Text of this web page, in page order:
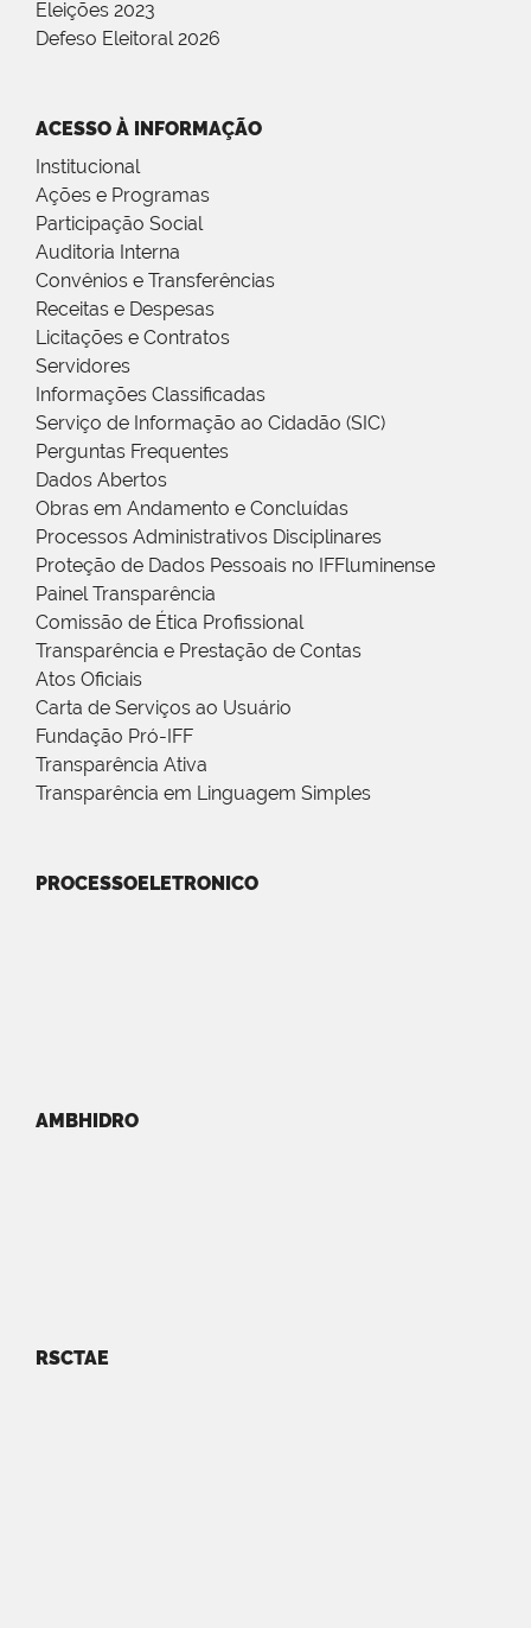
Eleições 2023
Defeso Eleitoral 2026
ACESSO À INFORMAÇÃO
Institucional
Ações e Programas
Participação Social
Auditoria Interna
Convênios e Transferências
Receitas e Despesas
Licitações e Contratos
Servidores
Informações Classificadas
Serviço de Informação ao Cidadão (SIC)
Perguntas Frequentes
Dados Abertos
Obras em Andamento e Concluídas
Processos Administrativos Disciplinares
Proteção de Dados Pessoais no IFFluminense
Painel Transparência
Comissão de Ética Profissional
Transparência e Prestação de Contas
Atos Oficiais
Carta de Serviços ao Usuário
Fundação Pró-IFF
Transparência Ativa
Transparência em Linguagem Simples
PROCESSOELETRONICO
AMBHIDRO
RSCTAE